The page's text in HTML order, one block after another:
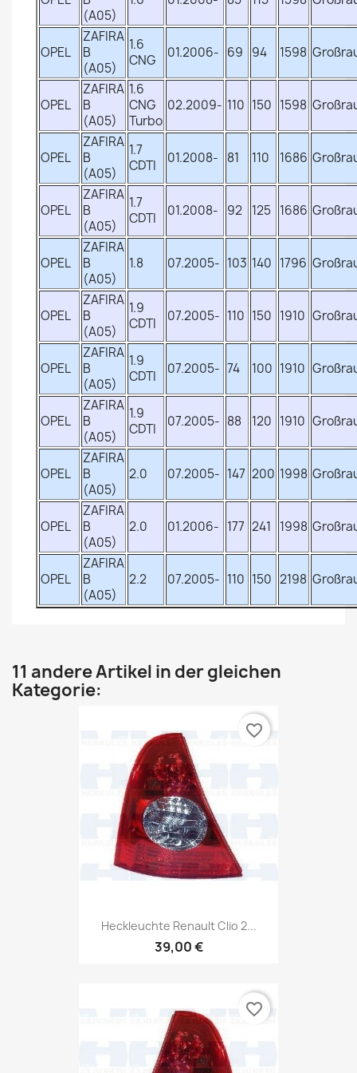
(A05)
OPEL
ZAFIRA
B
(A05)
1.6
CNG
01.2006- 69 94 1598
OPEL
ZAFIRA
B
(A05)
1.6
CNG
Turbo
02.2009- 110 150 1598
OPEL
ZAFIRA
B
(A05)
1.7
CDTI
01.2008- 81 110 1686
OPEL
ZAFIRA
B
(A05)
1.7
CDTI
01.2008- 92 125 1686
OPEL
ZAFIRA
B
(A05)
1.8 07.2005- 103 140 1796
OPEL
ZAFIRA
B
(A05)
1.9
CDTI
07.2005- 110 150 1910
OPEL
ZAFIRA
B
(A05)
1.9
CDTI
07.2005- 74 100 1910
OPEL
ZAFIRA
B
(A05)
1.9
CDTI
07.2005- 88 120 1910
OPEL
ZAFIRA
B
(A05)
2.0 07.2005- 147 200 1998
OPEL
ZAFIRA
B
(A05)
2.0 01.2006- 177 241 1998
OPEL
ZAFIRA
B
(A05)
2.2 07.2005- 110 150 2198
11 andere Artikel in der gleichen
Kategorie:
Heckleuchte Renault Clio 2...
39,00 €
favorite_border
favorite_border